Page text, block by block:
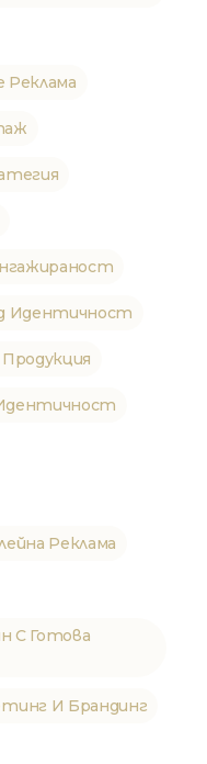
Реклама
Идентичност
Реклама
С Готова
И Брандинг